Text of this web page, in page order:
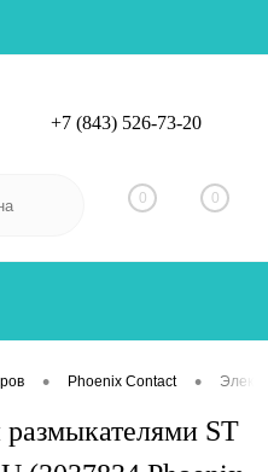
Вход
+7 (843) 526-73-20
0 0
• Phoenix Contact •
ST